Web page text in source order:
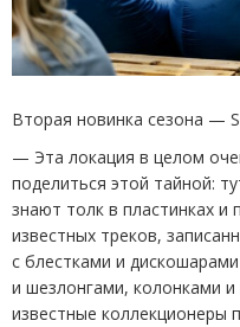
Вторая новинка сезона —
— Эта локация в целом
поделиться этой тайной:
знают толк в пластинках
известных треков,
с блестками и
и шезлонгами, колонками
известные коллекционеры